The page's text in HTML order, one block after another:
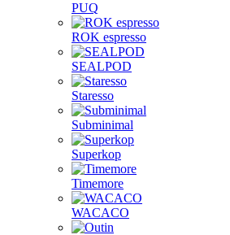
PUQ
ROK espresso
SEALPOD
Staresso
Subminimal
Superkop
Timemore
WACACO